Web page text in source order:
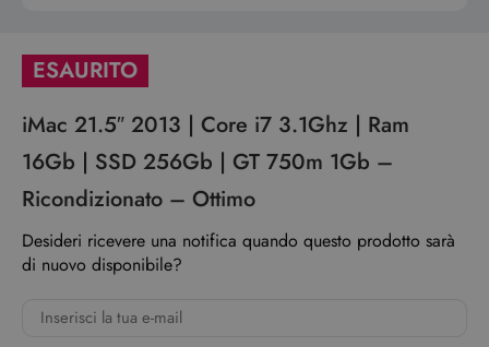
ESAURITO
iMac 21.5″ 2013 | Core i7 3.1Ghz | Ram
16Gb | SSD 256Gb | GT 750m 1Gb –
Ricondizionato – Ottimo
Desideri ricevere una notifica quando questo prodotto sarà
di nuovo disponibile?